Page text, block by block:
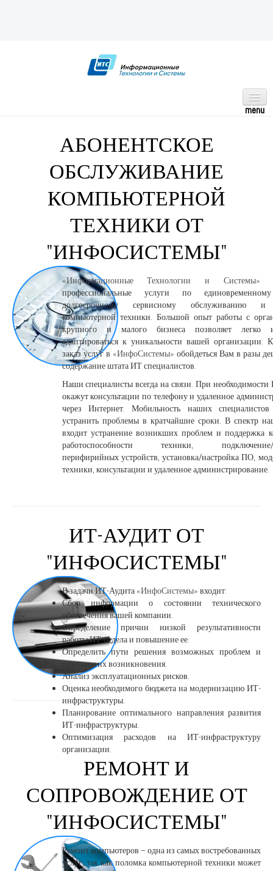
НАШИ УСЛУГИАБОНЕНТСКОЕ
ОБСЛУЖИВАНИЕ
КОМПЬЮТЕРНОЙ
ТЕХНИКИ ОТ
"ИНФОСИСТЕМЫ"
«Информационные Технологии и Системы»
профессиональные услуги по
долгосрочному сервисному обслуживанию и
компьютерной техники. Большой опыт работы с
крупного и малого бизнеса позволяет легко
адаптироваться к уникальности вашей организации.
заказ услуг в «ИнфоСистемы» обойдеться Вам в разы
содержание штата ИТ специалистов.
Наши специалисты всегда на связи. При необходимости
окажут консультации по телефону и удаленное
через Интернет. Мобильность наших специалистов
устранить проблемы в кратчайшие сроки. В спектр
входит устранение возникших проблем и поддержка
работоспособности техники, подключение/
перифирийных устройств, установка/настройка ПО,
техники, консультации и удаленное администрирование.
ИТ-АУДИТ ОТ
"ИНФОСИСТЕМЫ"
В задачи ИТ-Аудита«ИнфоСистемы» входит:
Сбор информации о состоянии технического
обеспечения вашей компании.
Определение причин низкой результативности
работы ИТ-отдела и повышение ее.
Определить пути решения возможных проблем и
причины их возникновения.
Анализ эксплуатационных рисков.
Оценка необходимого бюджета на модернизацию ИТ-
инфраструктуры.
Планирование оптимального направления развития
ИТ-инфраструктуры.
Оптимизация расходов на ИТ-инфраструктуру
организации.
РЕМОНТ И
СОПРОВОЖДЕНИЕ ОТ
"ИНФОСИСТЕМЫ"
Ремонт компьютеров – одна из самых востребованных
услуг, так как поломка компьютерной техники может